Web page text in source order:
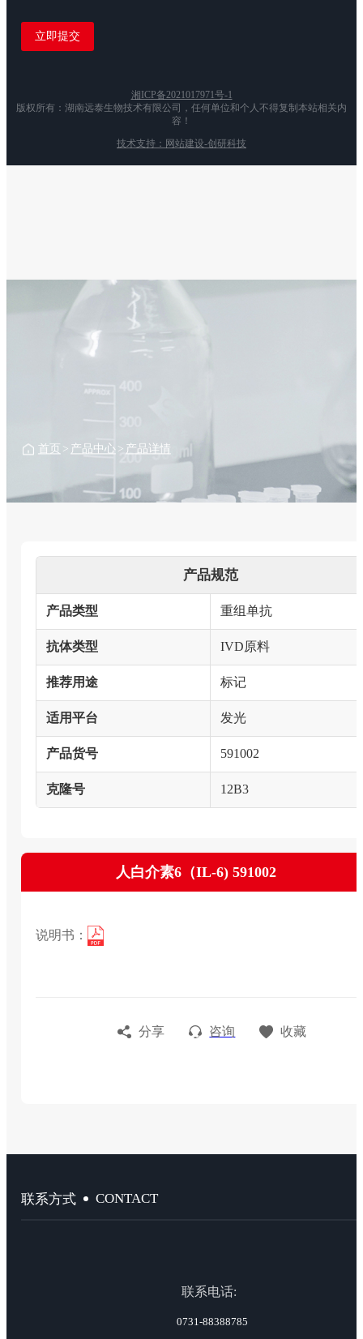
湘ICP备2021017971号-1
版权所有：湖南远泰生物技术有限公司，任何单位和个人不得复制本站相关内
容！
技术支持：网站建设-创研科技
首页 > 产品中心 > 产品详情
产品规范
产品类型 重组单抗
抗体类型 IVD原料
推荐用途 标记
适用平台 发光
产品货号 591002
克隆号 12B3
人白介素6（IL-6) 591002
说明书：
分享 咨询 收藏
联系方式 CONTACT
联系电话:
0731-88388785